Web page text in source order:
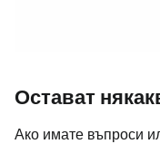
Остават
Ако имате въпроси